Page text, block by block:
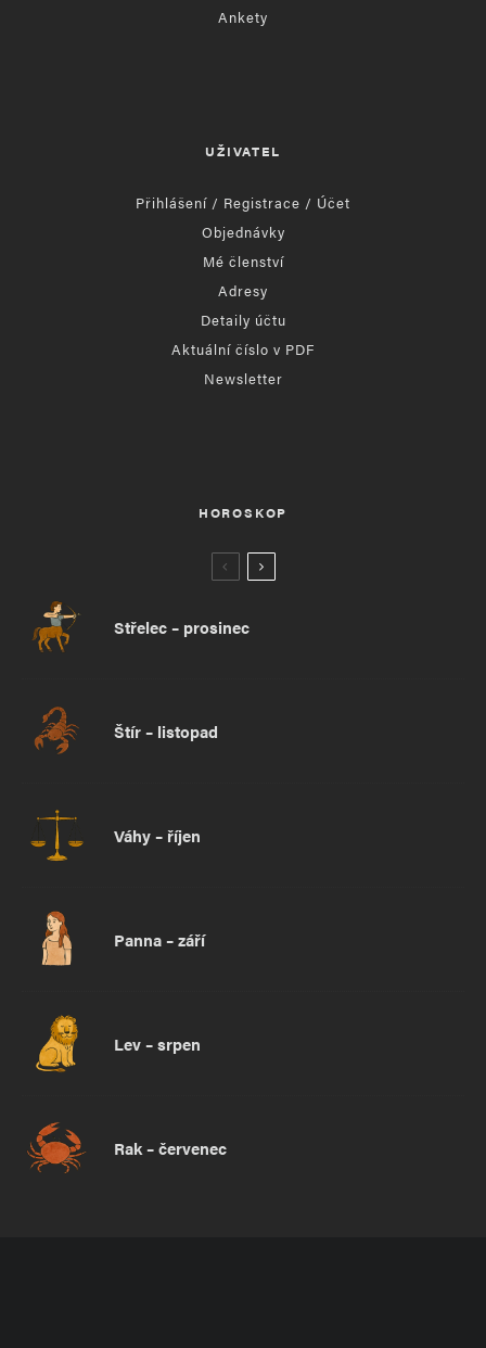
Ankety
UŽIVATEL
Přihlášení / Registrace / Účet
Objednávky
Mé členství
Adresy
Detaily účtu
Aktuální číslo v PDF
Newsletter
HOROSKOP
Střelec – prosinec
Štír – listopad
Váhy – říjen
Panna – září
Lev – srpen
Rak – červenec